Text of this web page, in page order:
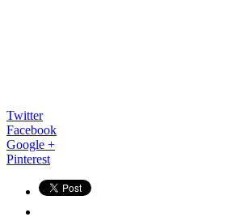
Twitter
Facebook
Google +
Pinterest